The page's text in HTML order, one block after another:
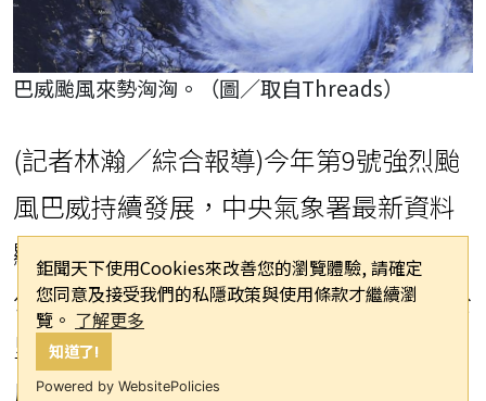
鉅聞天下使用Cookies來改善您的瀏覽體驗, 請確定
您同意及接受我們的私隱政策與使用條款才繼續瀏
覽。 了解更多
知道了!
Powered by WebsitePolicies
巴威颱風來勢洶洶。（圖／取自Threads）
(記者林瀚／綜合報導)今年第9號強烈颱
風巴威持續發展，中央氣象署最新資料
顯示，颱風近中心最大風速已達每秒60
公尺，七級風平均暴風半徑擴大至380公
里，規模相當龐大。氣象粉專「台灣颱
風論壇｜天氣特急」也在Threads平台